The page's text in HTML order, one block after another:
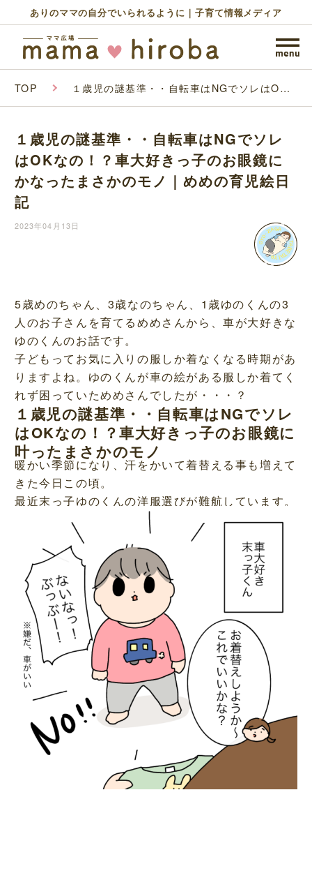
ありのママの自分でいられるように｜子育て情報メディア
TOP １歳児の謎基準・・自転車はNGでソレはOK
かのモノ｜めめの育児絵日記
１歳児の謎基準・・自転車はNGでソレ
はOKなの！？車大好きっ子のお眼鏡に
かなったまさかのモノ｜めめの育児絵日
記
2023年04月13日
5歳めのちゃん、3歳なのちゃん、1歳ゆのくんの3
人のお子さんを育てるめめさんから、車が大好きな
ゆのくんのお話です。
子どもってお気に入りの服しか着なくなる時期があ
りますよね。ゆのくんが車の絵がある服しか着てく
れず困っていためめさんでしたが・・・？
１歳児の謎基準・・自転車はNGでソレ
はOKなの！？車大好きっ子のお眼鏡に
叶ったまさかのモノ
暖かい季節になり、汗をかいて着替える事も増えて
きた今日この頃。
最近末っ子ゆのくんの洋服選びが難航しています。